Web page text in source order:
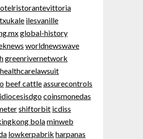
ilesvanille
global-history
worldnewswave
greenrivernetwork
healthcarelawsuit
beef cattleassurecontrols
coinsmonedas
shiftorbit icdiss
bolaminweb
lowkerpabrik harpanas